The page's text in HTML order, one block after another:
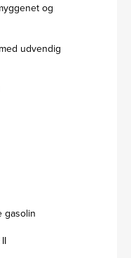
og
udvendig
gasolin